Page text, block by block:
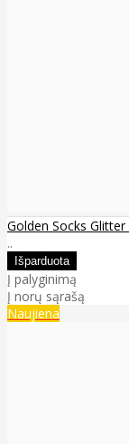
Golden Socks
..
Į palyginimą
Į norų sąrašą
Naujiena